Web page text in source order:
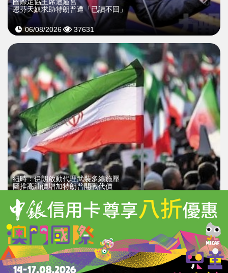
恩芬天奴求助特朗普遭「已讀不回」
06/08/2026 37631
紐時：伊朗啟動代理武裝多線施壓
圖推高油價增加特朗普開戰代價
04/08/2026 79555